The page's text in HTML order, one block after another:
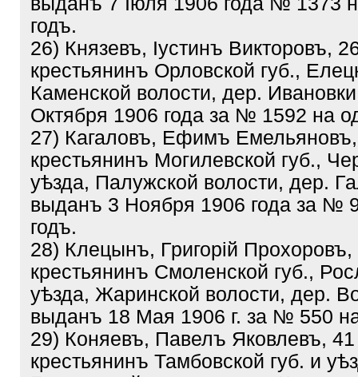
годъ.
26) Князевъ, Іустинъ Викторовъ,
крестьянинъ Орловской губ.,
Каменской волости, дер.
Октября 1906 года за № 1592 на
27) Кагаловъ, Ефимъ
крестьянинъ Могилевской губ.,
уѣзда, Палужской волости, дер.
выданъ 3 Ноября 1906 года за №
годъ.
28) Клецынъ, Григорій
крестьянинъ Смоленской губ.,
уѣзда, Жаринской волости, дер.
выданъ 18 Мая 1906 г. за № 550
29) Коняевъ, Павелъ Яковлевъ, 41
крестьянинъ Тамбовской губ. и